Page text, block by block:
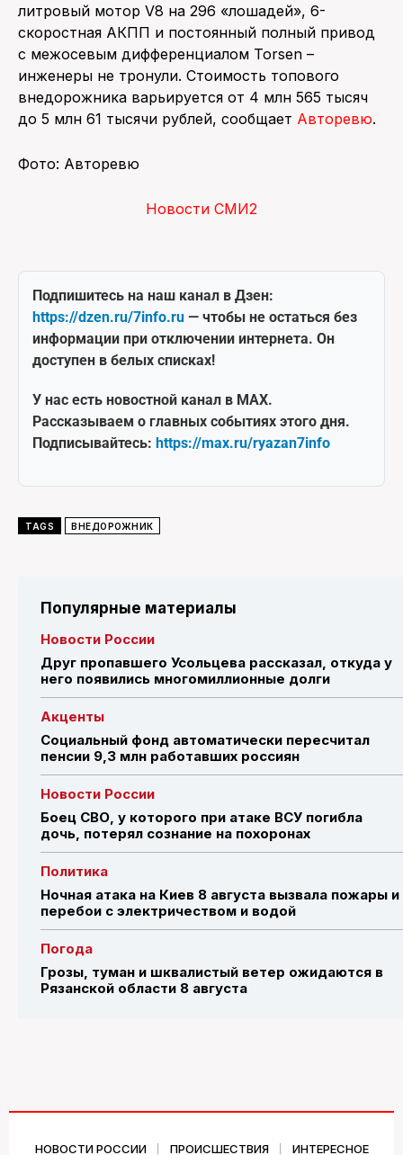
литровый мотор V8 на 296 «лошадей», 6-
скоростная АКПП и постоянный полный привод
с межосевым дифференциалом Torsen –
инженеры не тронули. Стоимость топового
внедорожника варьируется от 4 млн 565 тысяч
до 5 млн 61 тысячи рублей, сообщает Авторевю.
Фото: Авторевю
Новости СМИ2
Подпишитесь на наш канал в Дзен:
https://dzen.ru/7info.ru — чтобы не остаться без
информации при отключении интернета. Он
доступен в белых списках!
У нас есть новостной канал в MAX.
Рассказываем о главных событиях этого дня.
Подписывайтесь: https://max.ru/ryazan7info
TAGS ВНЕДОРОЖНИК
Популярные материалы
Новости России
Друг пропавшего Усольцева рассказал, откуда у
него появились многомиллионные долги
Акценты
Социальный фонд автоматически пересчитал
пенсии 9,3 млн работавших россиян
Новости России
Боец СВО, у которого при атаке ВСУ погибла
дочь, потерял сознание на похоронах
Политика
Ночная атака на Киев 8 августа вызвала пожары и
перебои с электричеством и водой
Погода
Грозы, туман и шквалистый ветер ожидаются в
Рязанской области 8 августа
НОВОСТИ РОССИИ ПРОИСШЕСТВИЯ ИНТЕРЕСНОЕ